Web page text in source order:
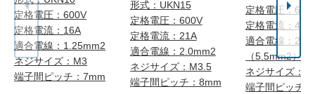
定格電圧：600V
定格電流：16A
適合電線：1.25mm2
ネジサイズ：M3
端子間ピッチ：7mm
形式：UKN15
定格電圧：600V
定格電流：21A
適合電線：2.0mm2
ネジサイズ：M3.5
端子間ピッチ：8mm
定格電圧：
定格電流：40A
適合電線：
（5.5mm2）注
ネジサイズ：
端子間ピッチ